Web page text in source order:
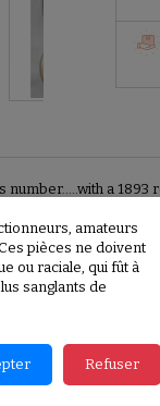
a
amateurs
pièces ne doivent
ou raciale, qui fût à
sanglants de
Refuser